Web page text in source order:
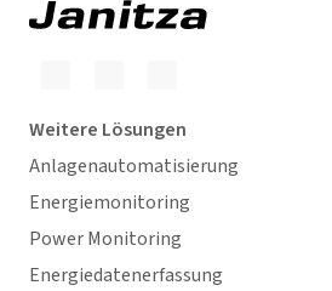
Weitere Lösungen
Anlagenautomatisierung
Energiemonitoring
Power Monitoring
Energiedatenerfassung